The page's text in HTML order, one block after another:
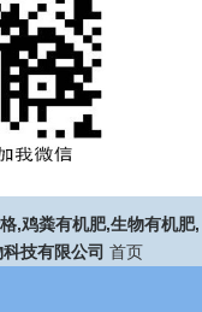
,鸡粪有机肥,生物有机肥,
技有限公司 首页